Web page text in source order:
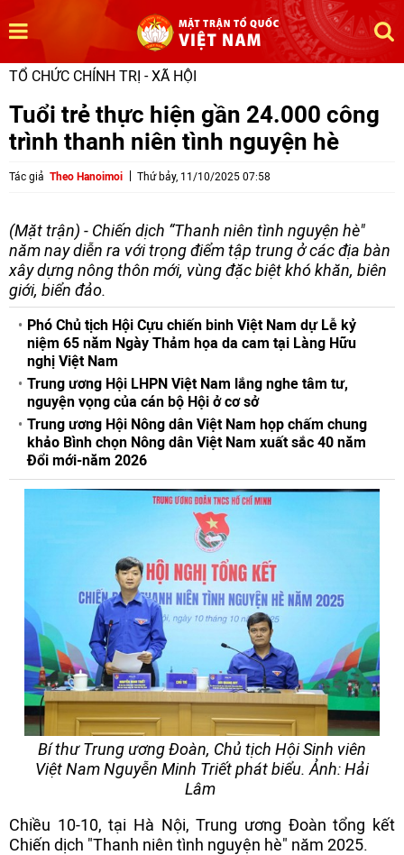
TỔ CHỨC CHÍNH TRỊ - XÃ HỘI
Tuổi trẻ thực hiện gần 24.000 công
trình thanh niên tình nguyện hè
Tác giả Theo Hanoimoi Thứ bảy, 11/10/2025 07:58
(Mặt trận) - Chiến dịch “Thanh niên tình nguyện hè"
năm nay diễn ra với trọng điểm tập trung ở các địa bàn
xây dựng nông thôn mới, vùng đặc biệt khó khăn, biên
giới, biển đảo.
Phó Chủ tịch Hội Cựu chiến binh Việt Nam dự Lễ kỷ
niệm 65 năm Ngày Thảm họa da cam tại Làng Hữu
nghị Việt Nam
Trung ương Hội LHPN Việt Nam lắng nghe tâm tư,
nguyện vọng của cán bộ Hội ở cơ sở
Trung ương Hội Nông dân Việt Nam họp chấm chung
khảo Bình chọn Nông dân Việt Nam xuất sắc 40 năm
Đổi mới-năm 2026
Bí thư Trung ương Đoàn, Chủ tịch Hội Sinh viên
Việt Nam Nguyễn Minh Triết phát biểu. Ảnh: Hải
Lâm
Chiều 10-10, tại Hà Nội, Trung ương Đoàn tổng kết
Chiến dịch "Thanh niên tình nguyện hè" năm 2025.